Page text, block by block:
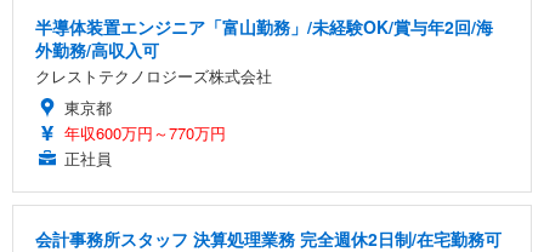
半導体装置エンジニア「富山勤務」/未経験OK/賞与年2回/海
外勤務/高収入可
クレストテクノロジーズ株式会社
東京都
年収600万円～770万円
正社員
会計事務所スタッフ 決算処理業務 完全週休2日制/在宅勤務可